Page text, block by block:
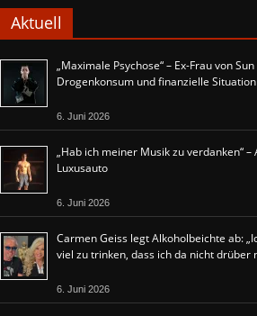
Aktuell
„Maximale Psychose“ – Ex-Frau von
Drogenkonsum und finanzielle
6. Juni 2026
„Hab ich meiner Musik zu verdanken“
Luxusauto
6. Juni 2026
Carmen Geiss legt Alkoholbeichte ab:
viel zu trinken, dass ich da nicht drüber
6. Juni 2026